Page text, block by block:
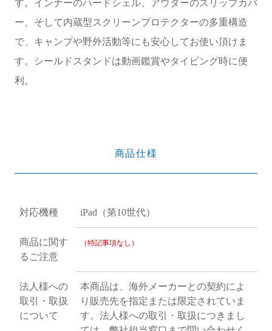
す。インナーのハードシェル、アウターのスリップカバ
ー、そして内蔵型スクリーンプロテクターの多重構造
で、キャンプや野外活動等にも安心してお使い頂けま
す。シールドスタンドは動画鑑賞やタイピング時に便
利。
商品仕様
対応機種 iPad（第10世代）
商品に関す
るご注意
（特記事項なし）
法人様への
取引・取扱
について
本商品は、海外メーカーとの契約によ
り販売先を指定または限定されていま
す。法人様への取引・取扱につきまし